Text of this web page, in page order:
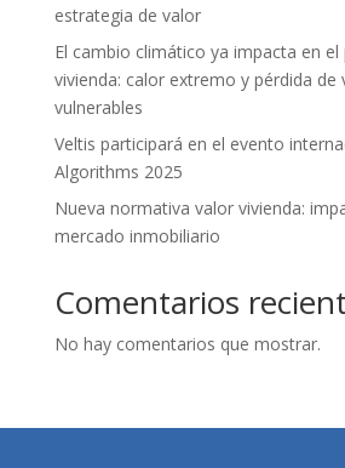
estrategia de valor
El cambio climático ya impacta en el
vivienda: calor extremo y pérdida de
vulnerables
Veltis participará en el evento
Algorithms 2025
Nueva normativa valor vivienda:
mercado inmobiliario
Comentarios
No hay comentarios que mostrar.